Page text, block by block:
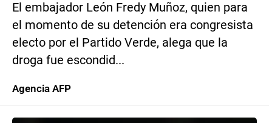
El embajador León Fredy Muñoz, quien para
el momento de su detención era congresista
electo por el Partido Verde, alega que la
droga fue escondid...
Agencia AFP